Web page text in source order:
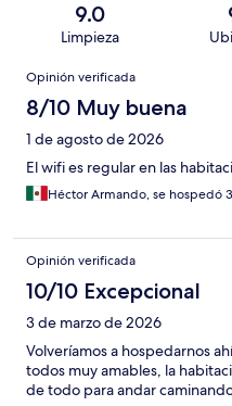
9.0
Limpieza
Opiniones
Opinión verificada
8/10 Muy buena
1 de agosto de 2026
El wifi es regular en las
Héctor Armando, se hospedó
Opinión verificada
10/10 Excepcional
3 de marzo de 2026
Volveríamos a hospedarnos
todos muy amables, la
de todo para andar